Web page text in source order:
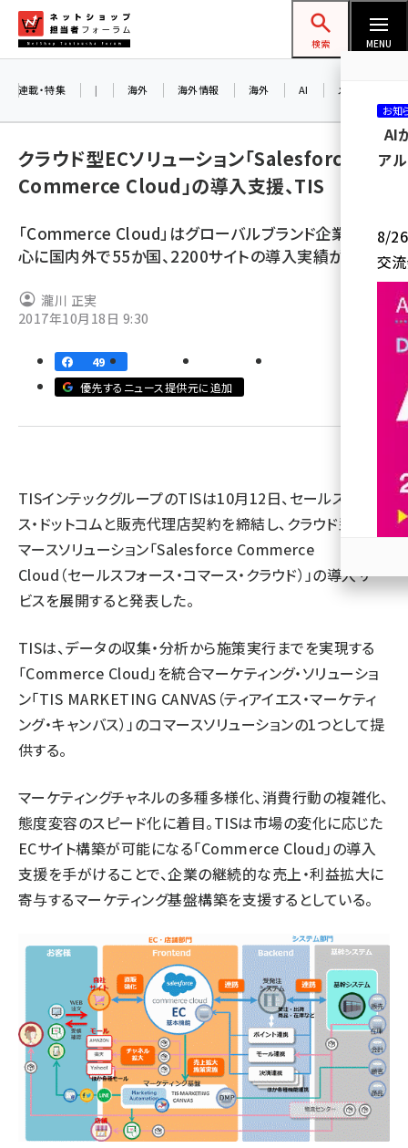
ン
ネットショップ担当者フォーラム
検索 MENU
yahoo (1908)
ecbeing (1211)
base (1083)
連載・特集 | 海外 海外情報 海外 AI メタバース
クラウド型ECソリューション「Salesforce
Commerce Cloud」の導入支援、TIS
「Commerce Cloud」はグローバルブランド企業を中
心に国内外で55か国、2200サイトの導入実績がある
瀧川 正実
2017年10月18日 9:30
49
優先するニュース提供元に追加
TISインテックグループのTISは10月12日、セールスフォー
ス・ドットコムと販売代理店契約を締結し、クラウド型eコ
マースソリューション「Salesforce Commerce
Cloud（セールスフォース・コマース・クラウド）」の導入サー
ビスを展開すると発表した。
TISは、データの収集・分析から施策実行までを実現する
「Commerce Cloud」を統合マーケティング・ソリューショ
ン「TIS MARKETING CANVAS（ティアイエス・マーケティ
ング・キャンバス）」のコマースソリューションの1つとして提
供する。
マーケティングチャネルの多種多様化、消費行動の複雑化、
態度変容のスピード化に着目。TISは市場の変化に応じた
ECサイト構築が可能になる「Commerce Cloud」の導入
支援を手がけることで、企業の継続的な売上・利益拡大に
寄与するマーケティング基盤構築を支援するとしている。
お知
AI
ア
8/26
交
参